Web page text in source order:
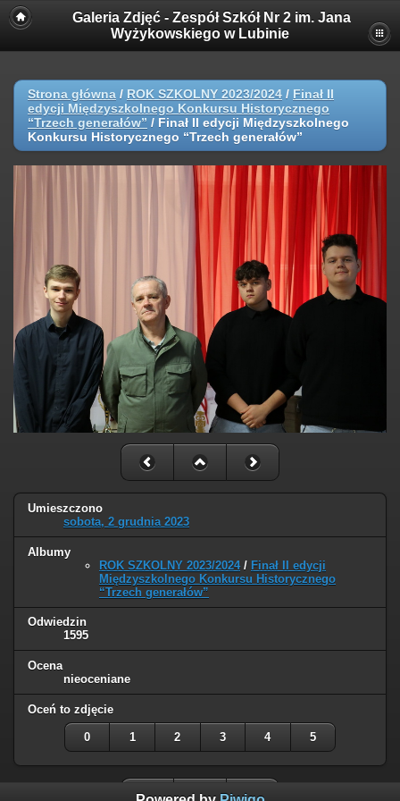
Galeria Zdjęć - Zespół Szkół Nr 2 im. Jana
Wyżykowskiego w Lubinie
Strona główna / ROK SZKOLNY 2023/2024 / Finał II
edycji Międzyszkolnego Konkursu Historycznego
“Trzech generałów” / Finał II edycji Międzyszkolnego
Konkursu Historycznego “Trzech generałów”
Umieszczono
sobota, 2 grudnia 2023
Albumy
ROK SZKOLNY 2023/2024/ Finał II edycji
Międzyszkolnego Konkursu Historycznego
“Trzech generałów”
Odwiedzin
1595
Ocena
nieoceniane
Oceń to zdjęcie
0 1 2 3 4 5